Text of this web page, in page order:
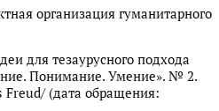
организация гуманитарного
для тезаурусного подхода
Понимание. Умение». № 2.
(дата обращения: